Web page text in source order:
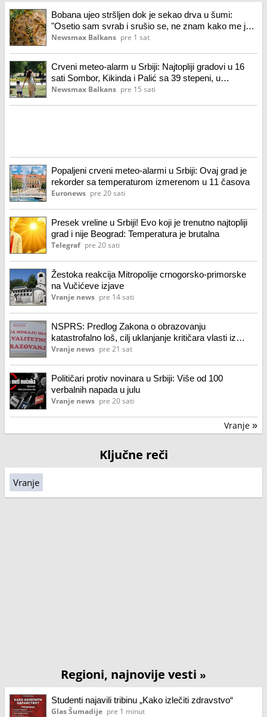
Bobana ujeo stršljen dok je sekao drva u šumi:
"Osetio sam svrab i srušio se, ne znam kako me je
Hitna pronašla"
Newsmax Balkans pre 1 sat
Crveni meteo-alarm u Srbiji: Najtopliji gradovi u 16
sati Sombor, Kikinda i Palić sa 39 stepeni, u
Beogradu 38.
Newsmax Balkans pre 15 sati
Popaljeni crveni meteo-alarmi u Srbiji: Ovaj grad je
rekorder sa temperaturom izmerenom u 11 časova
Euronews pre 20 sati
Presek vreline u Srbiji! Evo koji je trenutno najtopliji
grad i nije Beograd: Temperatura je brutalna
Telegraf pre 20 sati
Žestoka reakcija Mitropolije crnogorsko-primorske
na Vučićeve izjave
Vranje news pre 14 sati
NSPRS: Predlog Zakona o obrazovanju
katastrofalno loš, cilj uklanjanje kritičara vlasti iz
škola
Vranje news pre 21 sat
Političari protiv novinara u Srbiji: Više od 100
verbalnih napada u julu
Vranje news pre 20 sati
Vranje »
Ključne reči
Vranje
Regioni, najnovije vesti »
Studenti najavili tribinu „Kako izlečiti zdravstvo“
Glas Šumadije pre 1 minut